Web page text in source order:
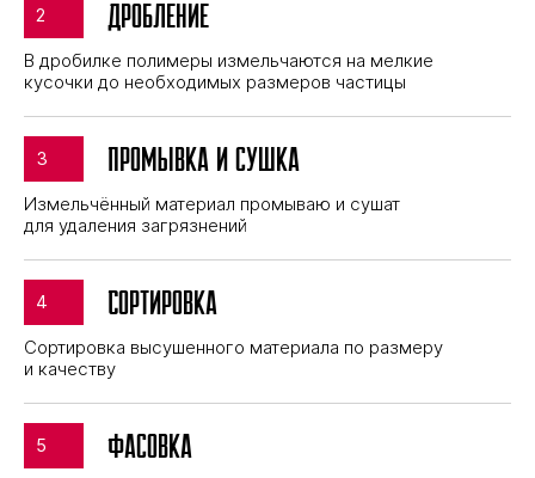
Дробление
В дробилке полимеры измельчаются на мелкие
кусочки до необходимых размеров частицы
Промывка и сушка
Измельчённый материал промываю и сушат
для удаления загрязнений
Сортировка
Сортировка высушенного материала по размеру
и качеству
Фасовка